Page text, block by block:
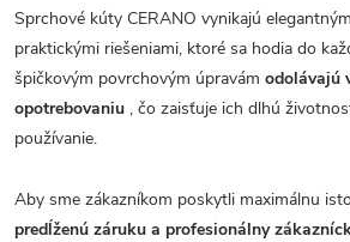
Sprchové kúty CERANO vynikajú
praktickými riešeniami, ktoré sa hodia do
špičkovým povrchovým úpravám odolávajú
opotrebovaniu , čo zaisťuje ich dlhú
používanie.
Aby sme zákazníkom poskytli maximálnu
predĺženú záruku a profesionálny